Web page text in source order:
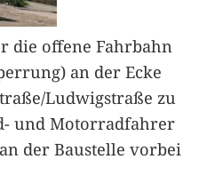
die offene Fahrbahn
an der Ecke
Ludwigstraße zu
und Motorradfahrer
der Baustelle vorbei